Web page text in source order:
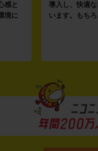
感と
境に
導入し、快適
います。もち